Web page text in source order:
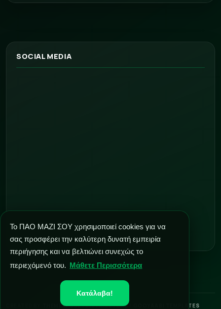
Το ΠΑΟ ΜΑΖΙ ΣΟΥ χρησιμοποιεί cookies για να
σας προσφέρει την καλύτερη δυνατή εμπειρία
περιήγησης και να βελτιώνει συνεχώς το
περιεχόμενό του. Μάθετε Περισσότερα
Κατάλαβα!
SOCIAL MEDIA
THEMEXPOSE| DISTRIBUTED BY GOOYAABI TEMPLATES